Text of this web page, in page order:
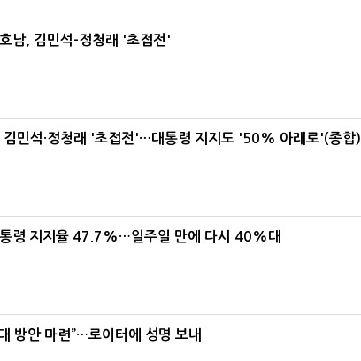
남, 김민석-정청래 '초접전'
민석·정청래 '초접전'…대통령 지지도 '50% 아래로'(종합)
령 지지율 47.7%…일주일 만에 다시 40%대
방안 마련”…로이터에 성명 보내